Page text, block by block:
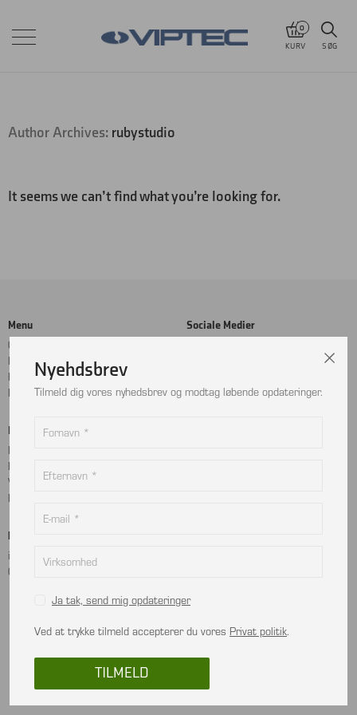
0
KURV
SØG
Author Archives: rubystudio
It seems we can’t find what you’re looking for.
Menu
Cookie- og privatlivspolitik
Handelsbetingelser
Kontakt
Returnering
Sociale Medier
Betalingskort
MobilePay
Dankort
Visa
Mastercard
Kontakt
info@viptec.dk
CVR: 27527213
Nyehdsbrev
Tilmeld dig vores nyhedsbrev og modtag løbende opdateringer.
Ja tak, send mig opdateringer
Ved at trykke tilmeld accepterer du vores Privat politik.
TILMELD